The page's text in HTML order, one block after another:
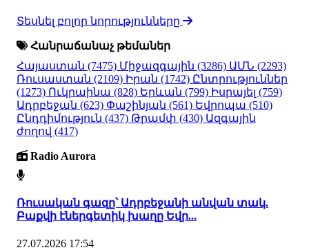
Տեսնել բոլոր նորությունները
Հանրաճանաչ թեմաներ
Հայաստան (7475) Միջազգային (3286) ԱՄՆ (2293)
Ռուսաստան (2109) Իրան (1742) Ընտրություններ
(1273) Ուկրաինա (828) Երևան (799) Իսրայել (759)
Ադրբեջան (623) Փաշինյան (561) Եվրոպա (510)
Ընդդիմություն (437) Թրամփ (430) Ազգային
ժողով (417)
Radio Aurora
Ռուսական գազը՝ Ադրբեջանի անվան տակ.
Բաքվի էներգետիկ խաղը Եվր...
27.07.2026 17:54